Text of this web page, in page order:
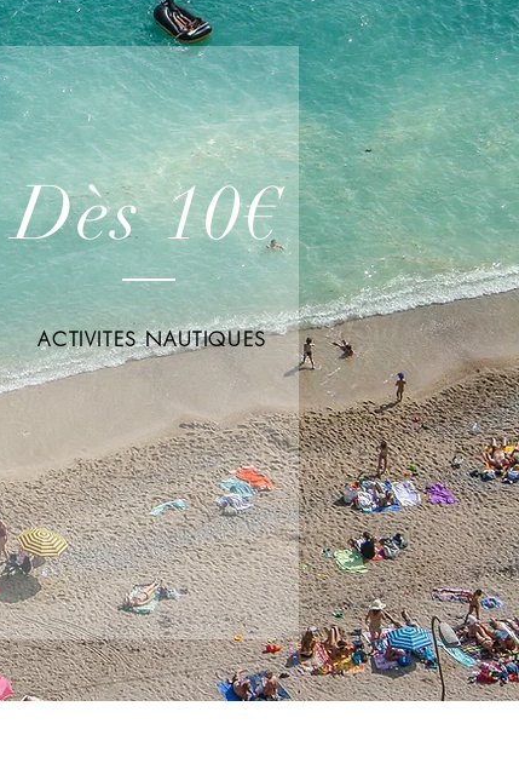
Dès 10€
ACTIVITES NAUTIQUES